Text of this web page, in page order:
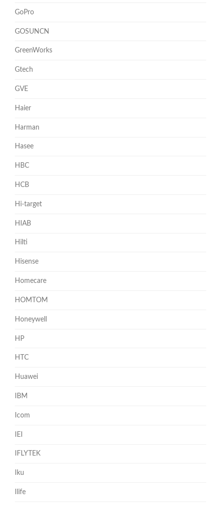
GoPro
GOSUNCN
GreenWorks
Gtech
GVE
Haier
Harman
Hasee
HBC
HCB
Hi-target
HIAB
Hilti
Hisense
Homecare
HOMTOM
Honeywell
HP
HTC
Huawei
IBM
Icom
IEI
IFLYTEK
Iku
Ilife